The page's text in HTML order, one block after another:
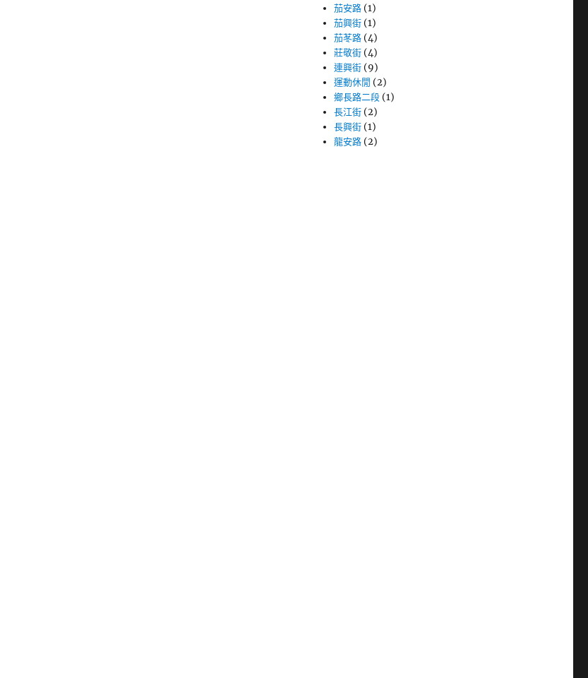
茄安路 (1)
茄興街 (1)
茄苳路 (4)
莊敬街 (4)
連興街 (9)
運動休閒 (2)
鄉長路二段 (1)
長江街 (2)
長興街 (1)
龍安路 (2)